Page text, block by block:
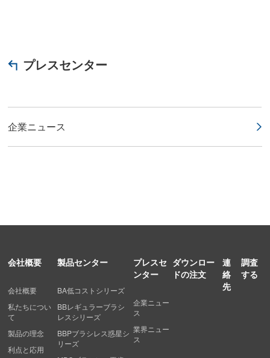
プレスセンター
企業ニュース
会社概要
会社概要
私たちについ
て
製品の理念
利点と応用
製品センター
BA低コストシリーズ
BBレギュラーブラシ
レスシリーズ
BBPブラシレス惑星シ
リーズ
プレスセ
ンター
企業ニュー
ス
業界ニュー
ス
ダウンロー
ドの注文
連
絡
先
調査
する